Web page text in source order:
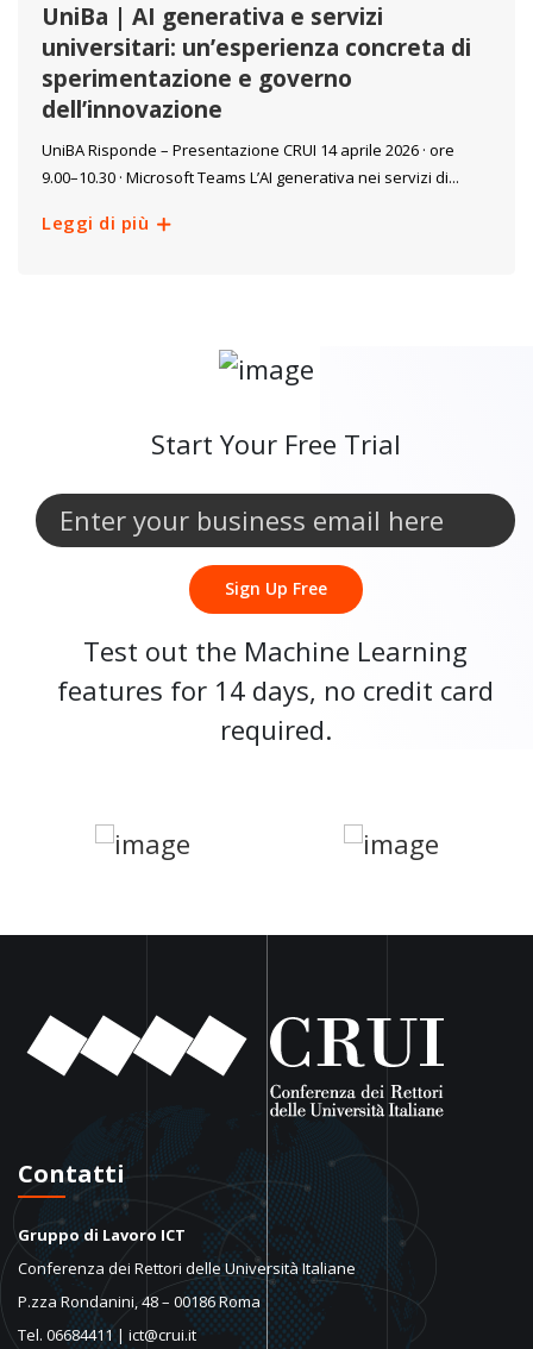
UniBa | AI generativa e servizi
universitari: un’esperienza concreta di
sperimentazione e governo
dell’innovazione
UniBA Risponde – Presentazione CRUI 14 aprile 2026 · ore
9.00–10.30 · Microsoft Teams L’AI generativa nei servizi di...
Leggi di più
Start Your Free Trial
Sign Up Free
Test out the Machine Learning
features for 14 days, no credit card
required.
Contatti
Gruppo di Lavoro ICT
Conferenza dei Rettori delle Università Italiane
P.zza Rondanini, 48 – 00186 Roma
Tel. 06684411 | ict@crui.it